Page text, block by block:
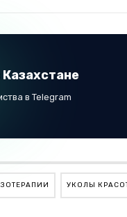
Казахстане
в Telegram
УКОЛЫ